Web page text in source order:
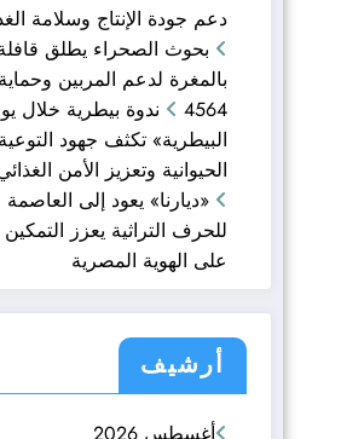
دعم جودة الإنتاج وسلامة
بحوث الصحراء يطلق
بالمغرة لدعم المربين وحماية
4564 ندوة بيطرية
البيطرية» تكثف جهود
الحيوانية وتعزيز الأمن
«ديارنا» يعود إلى
للحرف التراثية يعزز
على الهوية المصرية
أرشيف